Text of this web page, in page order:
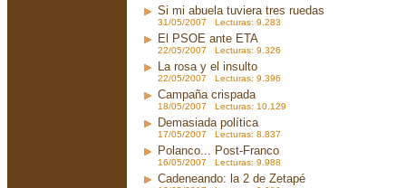
Si mi abuela tuviera tres ruedas
31/05/2007 Lecturas: 9.283
El PSOE ante ETA
22/05/2007 Lecturas: 9.326
La rosa y el insulto
22/05/2007 Lecturas: 9.396
Campaña crispada
18/05/2007 Lecturas: 10.129
Demasiada política
17/05/2007 Lecturas: 8.837
Polanco... Post-Franco
16/05/2007 Lecturas: 9.988
Cadeneando: la 2 de Zetapé